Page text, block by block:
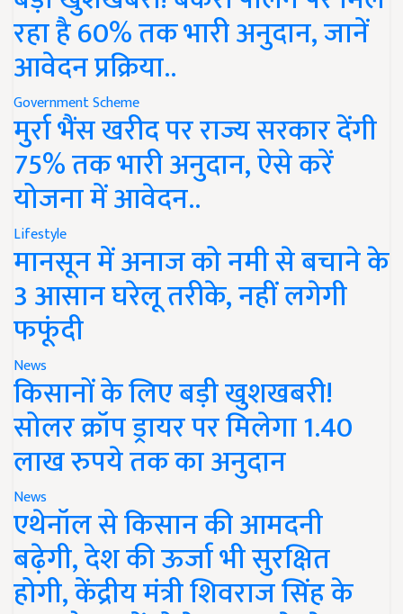
रहा है 60% तक भारी अनुदान, जानें
आवेदन प्रक्रिया..
Government Scheme
मुर्रा भैंस खरीद पर राज्य सरकार देंगी
75% तक भारी अनुदान, ऐसे करें
योजना में आवेदन..
Lifestyle
मानसून में अनाज को नमी से बचाने के
3 आसान घरेलू तरीके, नहीं लगेगी
फफूंदी
News
किसानों के लिए बड़ी खुशखबरी!
सोलर क्रॉप ड्रायर पर मिलेगा 1.40
लाख रुपये तक का अनुदान
News
एथेनॉल से किसान की आमदनी
बढ़ेगी, देश की ऊर्जा भी सुरक्षित
होगी, केंद्रीय मंत्री शिवराज सिंह के